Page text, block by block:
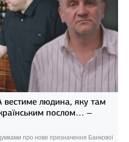
людина, яку там
послом… –
про нове призначення Банкової